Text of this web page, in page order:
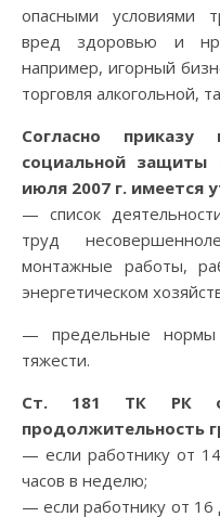
опасными условиями
вред здоровью и
например, игорный
торговля алкогольной,
Согласно
социальной
июля 2007 г. имеется
— список
труд
монтажные работы,
энергетическом
— предельные нормы
тяжести.
Ст. 181 ТК РК
продолжительность
— если работнику от
часов в неделю;
— если работнику от